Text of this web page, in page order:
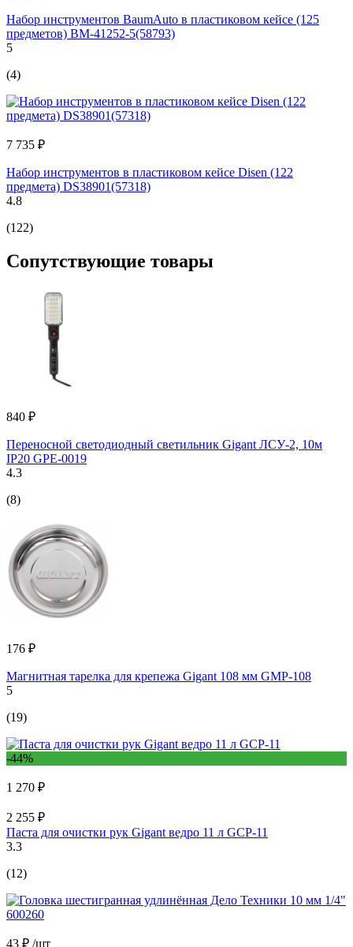
Набор инструментов BaumAuto в пластиковом кейсе (125
предметов) BM-41252-5(58793)
5
(4)
7 735 ₽
Набор инструментов в пластиковом кейсе Disen (122
предмета) DS38901(57318)
4.8
(122)
Сопутствующие товары
840 ₽
Переносной светодиодный светильник Gigant ЛСУ-2, 10м
IP20 GPE-0019
4.3
(8)
176 ₽
Магнитная тарелка для крепежа Gigant 108 мм GMP-108
5
(19)
-44%
1 270 ₽
2 255 ₽
Паста для очистки рук Gigant ведро 11 л GCP-11
3.3
(12)
43 ₽ /шт